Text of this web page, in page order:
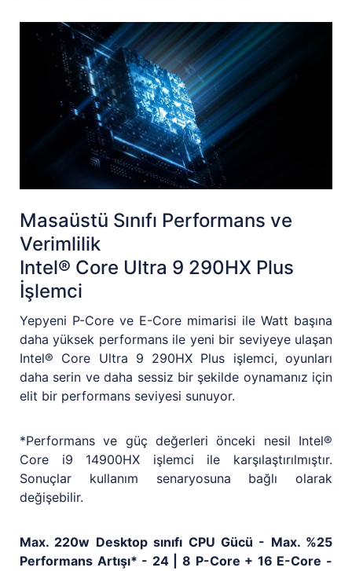
Masaüstü Sınıfı Performans ve
Verimlilik
Intel® Core Ultra 9 290HX Plus
İşlemci
Yepyeni P-Core ve E-Core mimarisi ile Watt başına
daha yüksek performans ile yeni bir seviyeye ulaşan
Intel® Core Ultra 9 290HX Plus işlemci, oyunları
daha serin ve daha sessiz bir şekilde oynamanız için
elit bir performans seviyesi sunuyor.
*Performans ve güç değerleri önceki nesil Intel®
Core i9 14900HX işlemci ile karşılaştırılmıştır.
Sonuçlar kullanım senaryosuna bağlı olarak
değişebilir.
Max. 220w Desktop sınıfı CPU Gücü - Max. %25
Performans Artışı* - 24 | 8 P-Core + 16 E-Core -